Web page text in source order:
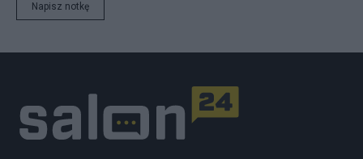
Napisz notkę